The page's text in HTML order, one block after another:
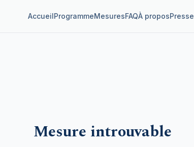
AccueilProgrammeMesuresFAQÀ proposPresse
Mesure introuvable